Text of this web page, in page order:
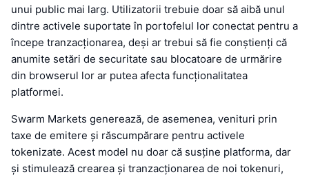
unui public mai larg. Utilizatorii trebuie doar să aibă unul
dintre activele suportate în portofelul lor conectat pentru a
începe tranzacționarea, deși ar trebui să fie conștienți că
anumite setări de securitate sau blocatoare de urmărire
din browserul lor ar putea afecta funcționalitatea
platformei.
Swarm Markets generează, de asemenea, venituri prin
taxe de emitere și răscumpărare pentru activele
tokenizate. Acest model nu doar că susține platforma, dar
și stimulează crearea și tranzacționarea de noi tokenuri,